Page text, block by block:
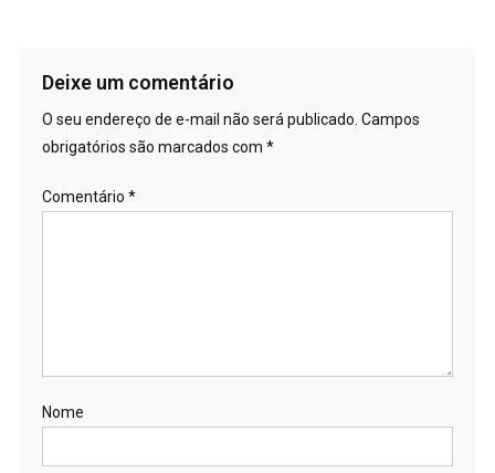
Deixe um comentário
O seu endereço de e-mail não será publicado. Campos
obrigatórios são marcados com *
Comentário *
Nome